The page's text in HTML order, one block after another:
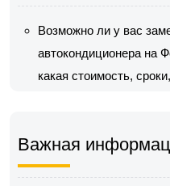
Возможно ли у вас
автокондиционера на
какая стоимость,
Важная